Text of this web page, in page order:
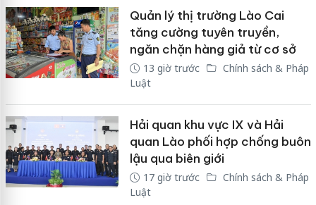
Quản lý thị trường Lào Cai
tăng cường tuyên truyền,
ngăn chặn hàng giả từ cơ sở
13 giờ trước
Chính sách & Pháp
Luật
Hải quan khu vực IX và Hải
quan Lào phối hợp chống buôn
lậu qua biên giới
17 giờ trước
Chính sách & Pháp
Luật